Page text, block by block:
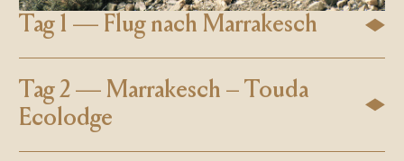
Tag 1 — Flug nach Marrakesch
Tag 2 — Marrakesch – Touda
Ecolodge